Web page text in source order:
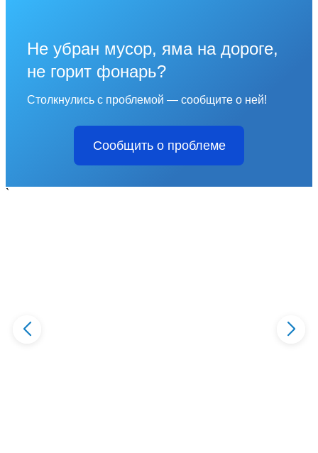
Не убран мусор, яма на дороге,
не горит фонарь?
Столкнулись с проблемой — сообщите о ней!
Сообщить о проблеме
`